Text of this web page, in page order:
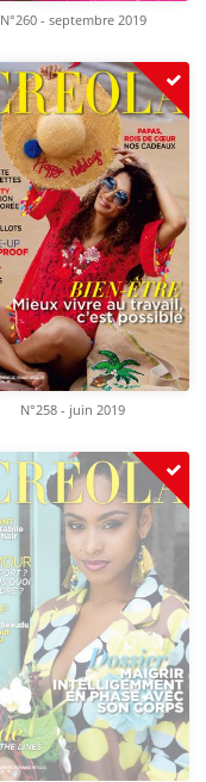
N°260 - septembre 2019
N°258 - juin 2019